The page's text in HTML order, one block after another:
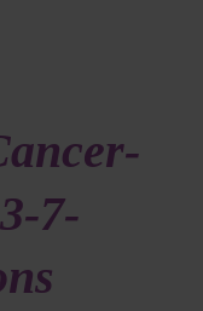
7-